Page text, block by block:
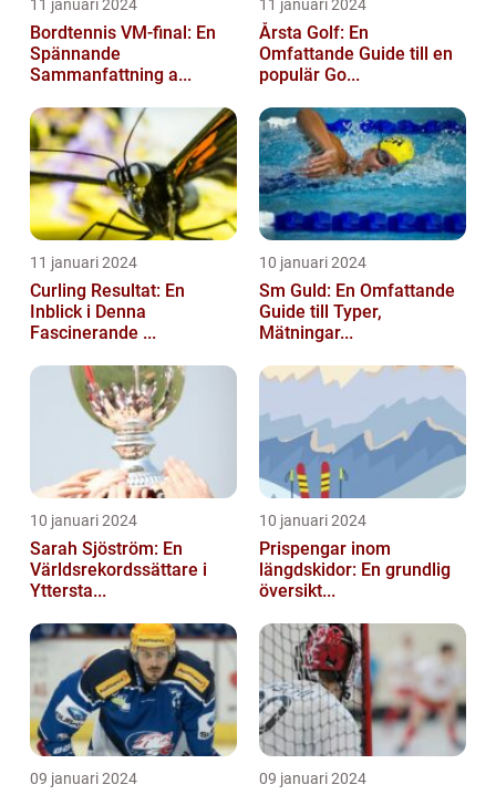
11 januari 2024
Bordtennis VM-final: En
Spännande
Sammanfattning a...
11 januari 2024
Årsta Golf: En
Omfattande Guide till en
populär Go...
11 januari 2024
Curling Resultat: En
Inblick i Denna
Fascinerande ...
10 januari 2024
Sm Guld: En Omfattande
Guide till Typer,
Mätningar...
10 januari 2024
Sarah Sjöström: En
Världsrekordssättare i
Yttersta...
10 januari 2024
Prispengar inom
längdskidor: En grundlig
översikt...
09 januari 2024 09 januari 2024